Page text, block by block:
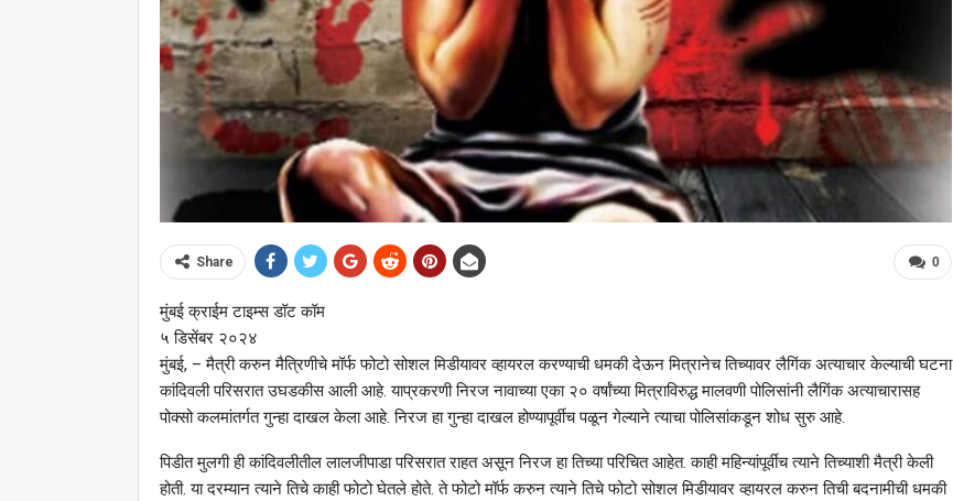
0
Share
मुंबई क्राईम टाइम्स डॉट कॉम
५ डिसेंबर २०२४
मुंबई, – मैत्री करुन मैत्रिणीचे मॉर्फ फोटो सोशल मिडीयावर व्हायरल करण्याची धमकी देऊन मित्रानेच तिच्यावर लैगिंक अत्याचार केल्याची घटना
कांदिवली परिसरात उघडकीस आली आहे. याप्रकरणी निरज नावाच्या एका २० वर्षांच्या मित्राविरुद्ध मालवणी पोलिसांनी लैगिंक अत्याचारासह
पोक्सो कलमांतर्गत गुन्हा दाखल केला आहे. निरज हा गुन्हा दाखल होण्यापूर्वीच पळून गेल्याने त्याचा पोलिसांकडून शोध सुरु आहे.
पिडीत मुलगी ही कांदिवलीतील लालजीपाडा परिसरात राहत असून निरज हा तिच्या परिचित आहेत. काही महिन्यांपूर्वीच त्याने तिच्याशी मैत्री केली
होती. या दरम्यान त्याने तिचे काही फोटो घेतले होते. ते फोटो मॉर्फ करुन त्याने तिचे फोटो सोशल मिडीयावर व्हायरल करुन तिची बदनामीची धमकी